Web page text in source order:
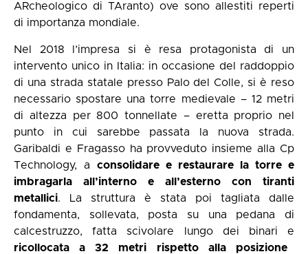
ARcheologico di TAranto) ove sono allestiti reperti
di importanza mondiale.
Nel 2018 l’impresa si è resa protagonista di un
intervento unico in Italia: in occasione del raddoppio
di una strada statale presso Palo del Colle, si è reso
necessario spostare una torre medievale – 12 metri
di altezza per 800 tonnellate – eretta proprio nel
punto in cui sarebbe passata la nuova strada.
Garibaldi e Fragasso ha provveduto insieme alla Cp
Technology, a consolidare e restaurare la torre e
imbragarla all’interno e all’esterno con tiranti
metallici. La struttura è stata poi tagliata dalle
fondamenta, sollevata, posta su una pedana di
calcestruzzo, fatta scivolare lungo dei binari e
ricollocata a 32 metri rispetto alla posizione